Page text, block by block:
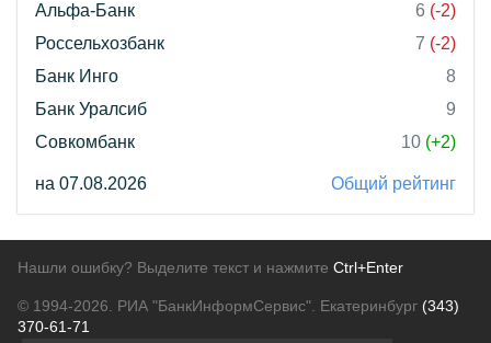
Альфа-Банк
6 (-2)
Россельхозбанк
7 (-2)
Банк Инго
8
Банк Уралсиб
9
Совкомбанк
10 (+2)
на 07.08.2026 Общий рейтинг
Нашли ошибку? Выделите текст и нажмите Ctrl+Enter
© 1994-2026. РИА "БанкИнформСервис". Екатеринбург (343)
370-61-71